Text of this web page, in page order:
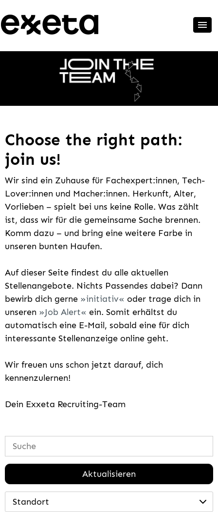
Choose the right path:
join us!
Wir sind ein Zuhause für Fachexpert:innen, Tech-
Lover:innen und Macher:innen. Herkunft, Alter,
Vorlieben – spielt bei uns keine Rolle. Was zählt
ist, dass wir für die gemeinsame Sache brennen.
Komm dazu – und bring eine weitere Farbe in
unseren bunten Haufen.
Auf dieser Seite findest du alle aktuellen
Stellenangebote. Nichts Passendes dabei? Dann
bewirb dich gerne
initiativ
oder trage dich in
unseren
Job Alert
ein. Somit erhältst du
automatisch eine E-Mail, sobald eine für dich
interessante Stellenanzeige online geht.
Wir freuen uns schon jetzt darauf, dich
kennenzulernen!
Dein Exxeta Recruiting-Team
Aktualisieren
Standort